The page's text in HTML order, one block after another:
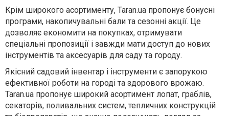
Крім широкого асортименту, Taran.ua пропонує бонусні
програми, накопичувальні бали та сезонні акції. Це
дозволяє економити на покупках, отримувати
спеціальні пропозиції і завжди мати доступ до нових
інструментів та аксесуарів для саду та городу.
Якісний садовий інвентар і інструменти є запорукою
ефективної роботи на городі та здорового врожаю.
Taran.ua пропонує широкий асортимент лопат, граблів,
секаторів, поливальних систем, тепличних конструкцій